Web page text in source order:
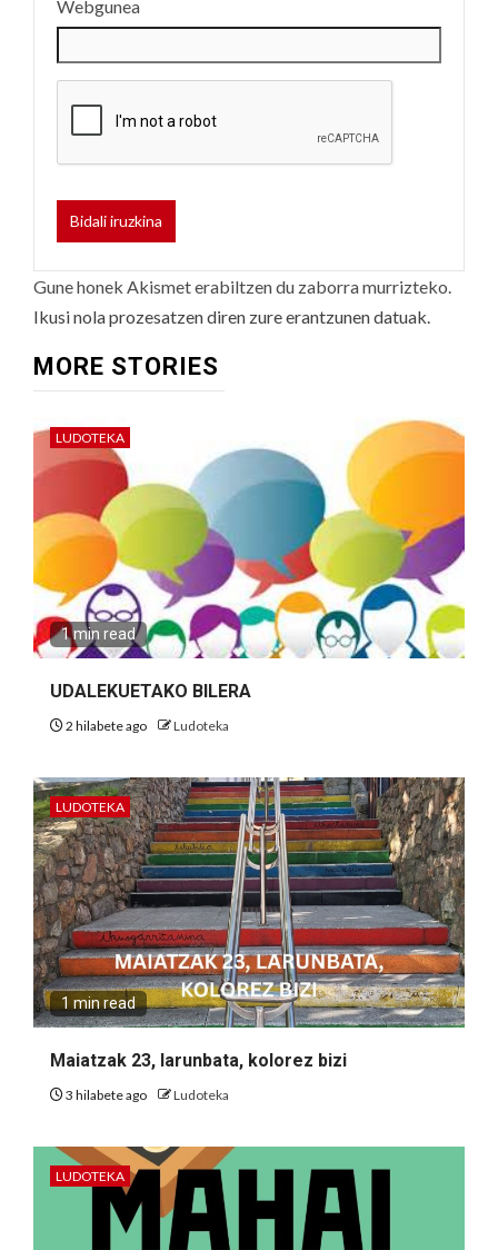
Webgunea
Gune honek Akismet erabiltzen du zaborra murrizteko.
Ikusi nola prozesatzen diren zure erantzunen datuak.
MORE STORIES
LUDOTEKA
1 min read
UDALEKUETAKO BILERA
2 hilabete ago Ludoteka
LUDOTEKA
1 min read
Maiatzak 23, larunbata, kolorez bizi
3 hilabete ago Ludoteka
LUDOTEKA